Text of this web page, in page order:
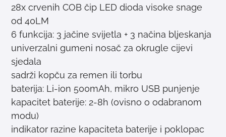
28x crvenih COB čip LED dioda visoke snage
od 40LM
6 funkcija: 3 jačine svijetla + 3 načina bljeskanja
univerzalni gumeni nosač za okrugle cijevi
sjedala
sadrži kopču za remen ili torbu
baterija: Li-ion 500mAh, mikro USB punjenje
kapacitet baterije: 2-8h (ovisno o odabranom
modu)
indikator razine kapaciteta baterije i poklopac